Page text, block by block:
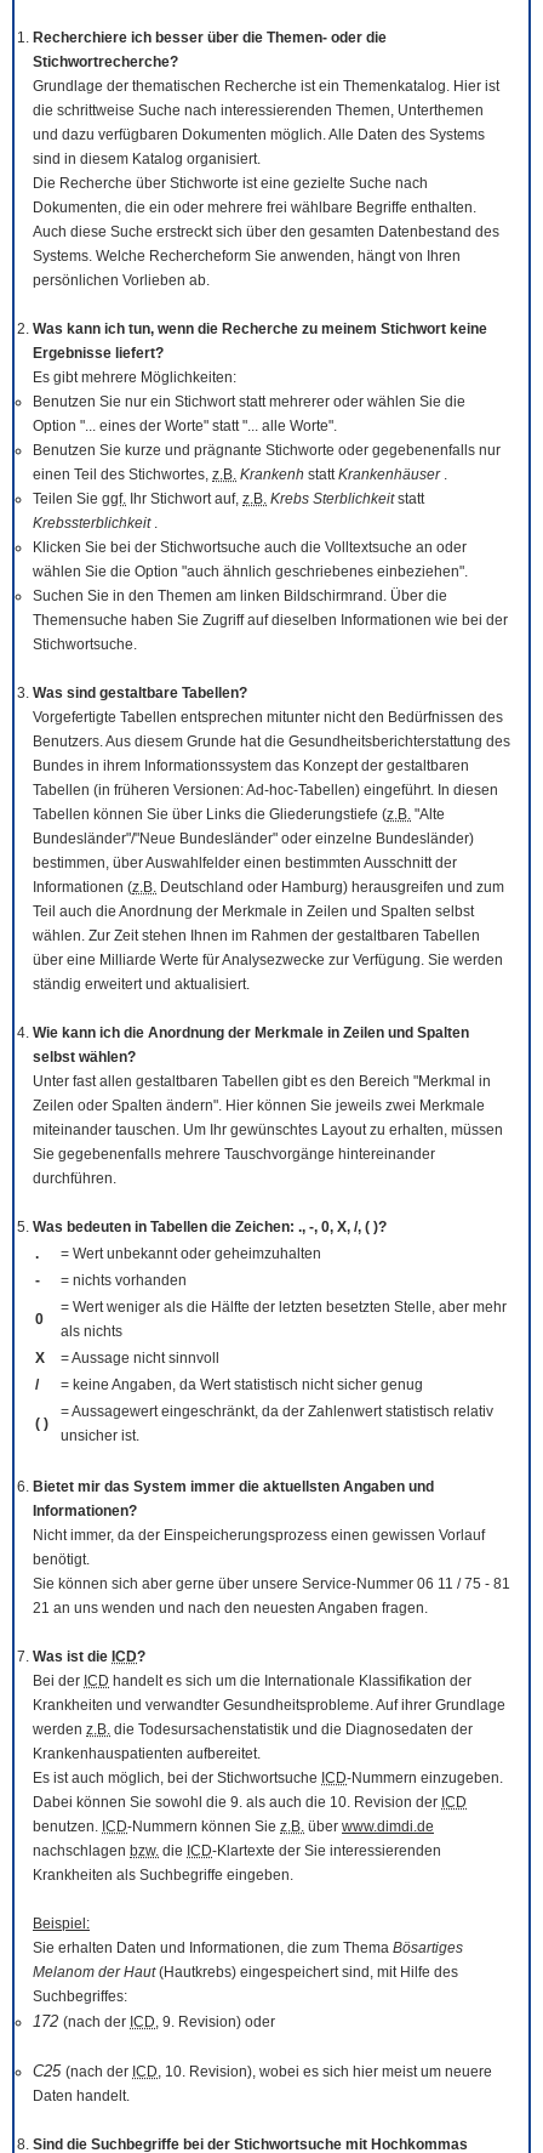
Recherchiere ich besser über die Themen- oder die
Stichwortrecherche?
Grundlage der thematischen Recherche ist ein Themenkatalog. Hier ist
die schrittweise Suche nach interessierenden Themen, Unterthemen
und dazu verfügbaren Dokumenten möglich. Alle Daten des Systems
sind in diesem Katalog organisiert.
Die Recherche über Stichworte ist eine gezielte Suche nach
Dokumenten, die ein oder mehrere frei wählbare Begriffe enthalten.
Auch diese Suche erstreckt sich über den gesamten Datenbestand des
Systems. Welche Rechercheform Sie anwenden, hängt von Ihren
persönlichen Vorlieben ab.
Was kann ich tun, wenn die Recherche zu meinem Stichwort keine
Ergebnisse liefert?
Es gibt mehrere Möglichkeiten:
Benutzen Sie nur ein Stichwort statt mehrerer oder wählen Sie die
Option "... eines der Worte" statt "... alle Worte".
Benutzen Sie kurze und prägnante Stichworte oder gegebenenfalls nur
einen Teil des Stichwortes, z.B. Krankenh stattKrankenhäuser .
Teilen Sie ggf. Ihr Stichwort auf, z.B. Krebs Sterblichkeitstatt
Krebssterblichkeit .
Klicken Sie bei der Stichwortsuche auch die Volltextsuche an oder
wählen Sie die Option "auch ähnlich geschriebenes einbeziehen".
Suchen Sie in den Themen am linken Bildschirmrand. Über die
Themensuche haben Sie Zugriff auf dieselben Informationen wie bei der
Stichwortsuche.
Was sind gestaltbare Tabellen?
Vorgefertigte Tabellen entsprechen mitunter nicht den Bedürfnissen des
Benutzers. Aus diesem Grunde hat die Gesundheitsberichterstattung des
Bundes in ihrem Informationssystem das Konzept der gestaltbaren
Tabellen (in früheren Versionen: Ad-hoc-Tabellen) eingeführt. In diesen
Tabellen können Sie über Links die Gliederungstiefe (z.B. "Alte
Bundesländer"/"Neue Bundesländer" oder einzelne Bundesländer)
bestimmen, über Auswahlfelder einen bestimmten Ausschnitt der
Informationen (z.B. Deutschland oder Hamburg) herausgreifen und zum
Teil auch die Anordnung der Merkmale in Zeilen und Spalten selbst
wählen. Zur Zeit stehen Ihnen im Rahmen der gestaltbaren Tabellen
über eine Milliarde Werte für Analysezwecke zur Verfügung. Sie werden
ständig erweitert und aktualisiert.
Wie kann ich die Anordnung der Merkmale in Zeilen und Spalten
selbst wählen?
Unter fast allen gestaltbaren Tabellen gibt es den Bereich "Merkmal in
Zeilen oder Spalten ändern". Hier können Sie jeweils zwei Merkmale
miteinander tauschen. Um Ihr gewünschtes Layout zu erhalten, müssen
Sie gegebenenfalls mehrere Tauschvorgänge hintereinander
durchführen.
Was bedeuten in Tabellen die Zeichen: ., -, 0, X, /, ( )?
.
= Wert unbekannt oder geheimzuhalten
-
= nichts vorhanden
0
= Wert weniger als die Hälfte der letzten besetzten Stelle, aber mehr
als nichts
X
= Aussage nicht sinnvoll
/
= keine Angaben, da Wert statistisch nicht sicher genug
( )
= Aussagewert eingeschränkt, da der Zahlenwert statistisch relativ
unsicher ist.
Bietet mir das System immer die aktuellsten Angaben und
Informationen?
Nicht immer, da der Einspeicherungsprozess einen gewissen Vorlauf
benötigt.
Sie können sich aber gerne über unsere Service-Nummer 06 11 / 75 - 81
21 an uns wenden und nach den neuesten Angaben fragen.
Was ist die ICD?
Bei der ICD handelt es sich um die Internationale Klassifikation der
Krankheiten und verwandter Gesundheitsprobleme. Auf ihrer Grundlage
werden z.B. die Todesursachenstatistik und die Diagnosedaten der
Krankenhauspatienten aufbereitet.
Es ist auch möglich, bei der Stichwortsuche ICD-Nummern einzugeben.
Dabei können Sie sowohl die 9. als auch die 10. Revision der ICD
benutzen. ICD-Nummern können Sie z.B. über www.dimdi.de
nachschlagen bzw. die ICD-Klartexte der Sie interessierenden
Krankheiten als Suchbegriffe eingeben.
Beispiel:
Sie erhalten Daten und Informationen, die zum Thema Bösartiges
Melanom der Haut(Hautkrebs) eingespeichert sind, mit Hilfe des
Suchbegriffes:
172 (nach der ICD, 9. Revision) oder
C25 (nach der ICD, 10. Revision), wobei es sich hier meist um neuere
Daten handelt.
Sind die Suchbegriffe bei der Stichwortsuche mit Hochkommas